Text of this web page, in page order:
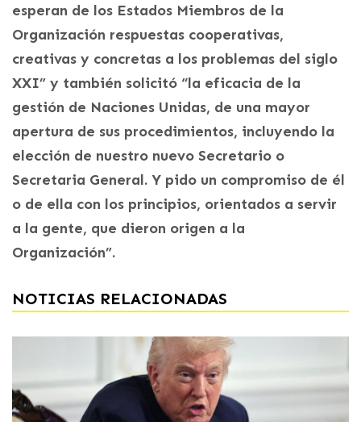
esperan de los Estados Miembros de la
Organización respuestas cooperativas,
creativas y concretas a los problemas del siglo
XXI” y también solicitó “la eficacia de la
gestión de Naciones Unidas, de una mayor
apertura de sus procedimientos, incluyendo la
elección de nuestro nuevo Secretario o
Secretaria General. Y pido un compromiso de él
o de ella con los principios, orientados a servir
a la gente, que dieron origen a la
Organización”.
NOTICIAS RELACIONADAS